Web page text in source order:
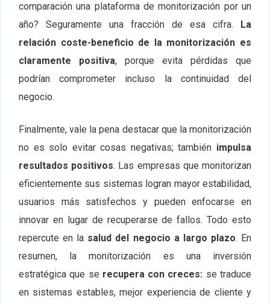
comparación una plataforma de monitorización por un
año? Seguramente una fracción de esa cifra. La
relación coste-beneficio de la monitorización es
claramente positiva, porque evita pérdidas que
podrían comprometer incluso la continuidad del
negocio.
Finalmente, vale la pena destacar que la monitorización
no es solo evitar cosas negativas; también impulsa
resultados positivos. Las empresas que monitorizan
eficientemente sus sistemas logran mayor estabilidad,
usuarios más satisfechos y pueden enfocarse en
innovar en lugar de recuperarse de fallos. Todo esto
repercute en la salud del negocio a largo plazo. En
resumen, la monitorización es una inversión
estratégica que se recupera con creces: se traduce
en sistemas estables, mejor experiencia de cliente y